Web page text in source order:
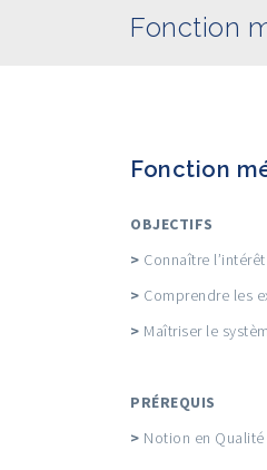
Fonction
Fonction
OBJECTIFS
> Connaître
> Comprendre les
> Maîtriser le
PRÉREQUIS
> Notion en